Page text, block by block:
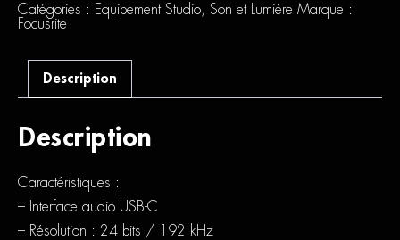
Studio
4th
Catégories : Equipement Studio Son et Lumière Marque :
Focusrite
Description
Description
Caractéristiques :
– Interface audio USB-C
– Résolution : 24 bits / 192 kHz